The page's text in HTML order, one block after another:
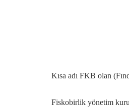
Kısa adı FKB olan
Fiskobirlik yönetim